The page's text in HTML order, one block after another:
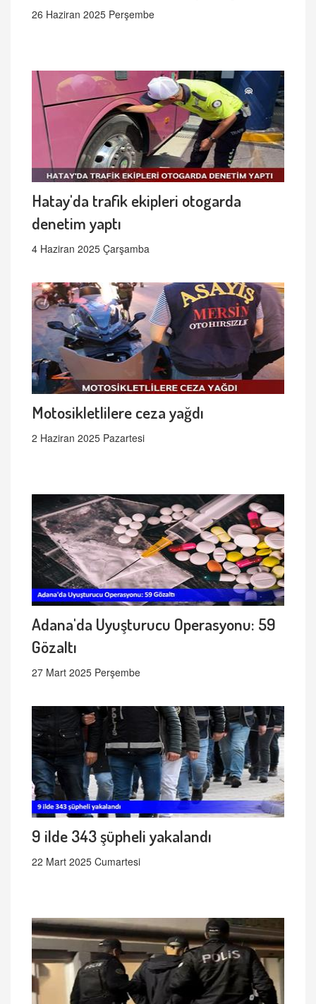
26 Haziran 2025 Perşembe
Hatay'da trafik ekipleri otogarda
denetim yaptı
4 Haziran 2025 Çarşamba
Motosikletlilere ceza yağdı
2 Haziran 2025 Pazartesi
Adana'da Uyuşturucu Operasyonu: 59
Gözaltı
27 Mart 2025 Perşembe
9 ilde 343 şüpheli yakalandı
22 Mart 2025 Cumartesi